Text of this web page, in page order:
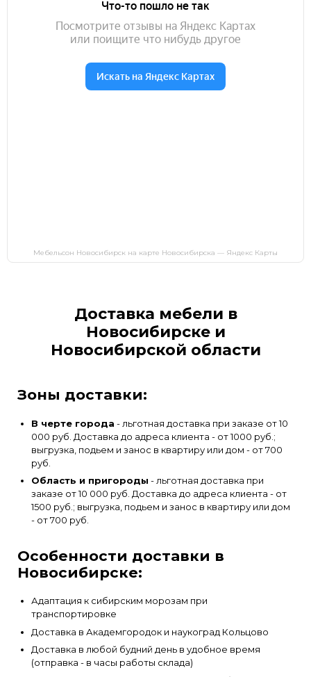
Мебельсон Новосибирск на карте Новосибирска — Яндекс Карты
Доставка мебели в
Новосибирске и
Новосибирской области
Зоны доставки:
В черте города - льготная доставка при заказе от 10
000 руб. Доставка до адреса клиента - от 1000 руб.;
выгрузка, подьем и занос в квартиру или дом - от 700
руб.
Область и пригороды - льготная доставка при
заказе от 10 000 руб. Доставка до адреса клиента - от
1500 руб.; выгрузка, подьем и занос в квартиру или дом
- от 700 руб.
Особенности доставки в
Новосибирске:
Адаптация к сибирским морозам при
транспортировке
Доставка в Академгородок и наукоград Кольцово
Доставка в любой будний день в удобное время
(отправка - в часы работы склада)